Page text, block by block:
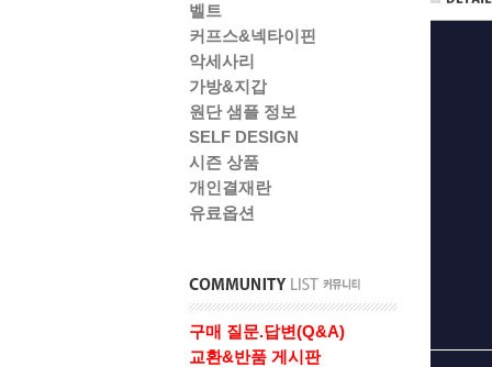
벨트
커프스&넥타이핀
악세사리
가방&지갑
원단 샘플 정보
SELF DESIGN
시즌 상품
개인결재란
유료옵션
구매 질문.답변(Q&A)
교환&반품 게시판